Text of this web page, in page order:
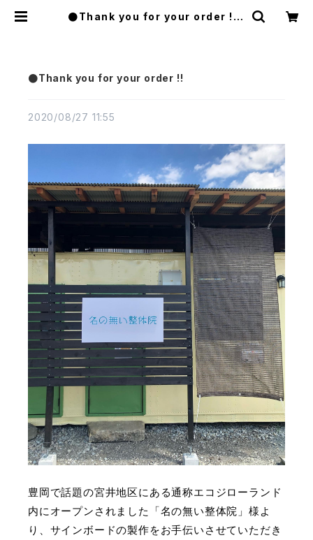
●Thank you for your order !! |
●Thank you for your order !!
2020/08/27 11:55
豊岡で話題の宮井地区にある通称エコジローランド
内にオープンされました「名の無い整体院」様よ
り、サインボードの製作をお手伝いさせていただき